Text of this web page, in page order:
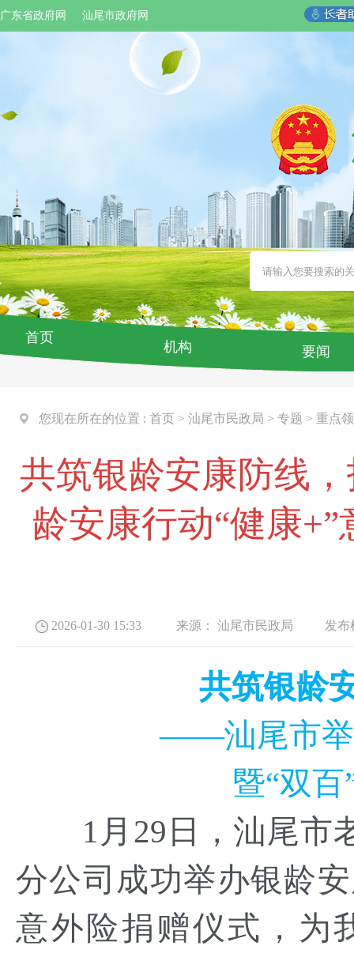
广东省政府网 汕尾市政府网
首页
机构 要闻
您现在所在的位置 : 首页 > 汕尾市民政局 > 专题 > 重点
共筑银龄安康防线
龄安康行动“健康
2026-01-30 15:33 来源： 汕尾市民政局 发布
共筑银龄
——汕尾市举
暨“双
1月29日，汕尾市老
分公司成功举办银龄
意外险捐赠仪式，为